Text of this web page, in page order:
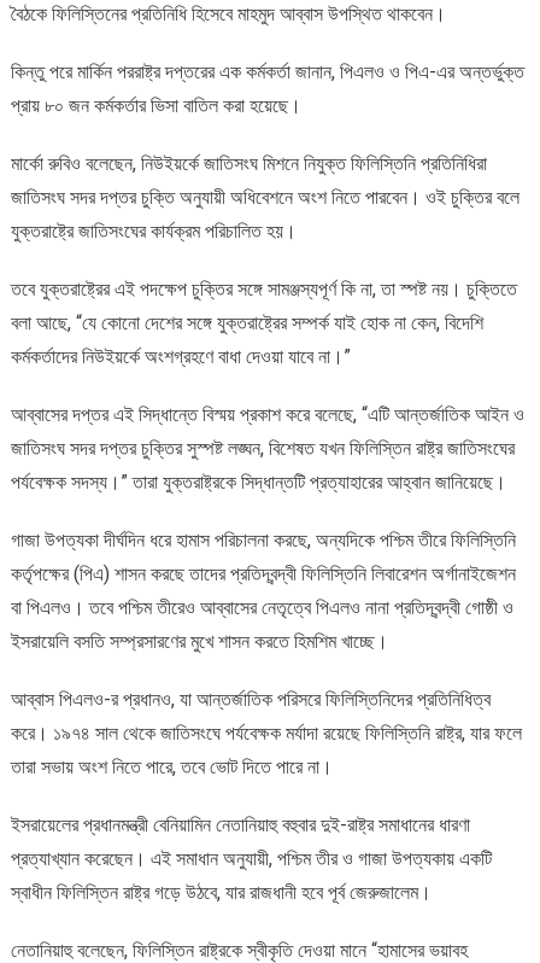
বৈঠকে ফিলিস্তিনের প্রতিনিধি হিসেবে মাহমুদ আব্বাস উপস্থিত থাকবেন।
কিন্তু পরে মার্কিন পররাষ্ট্র দপ্তরের এক কর্মকর্তা জানান, পিএলও ও পিএ-এর অন্তর্ভুক্ত
প্রায় ৮০ জন কর্মকর্তার ভিসা বাতিল করা হয়েছে।
মার্কো রুবিও বলেছেন, নিউইয়র্কে জাতিসংঘ মিশনে নিযুক্ত ফিলিস্তিনি প্রতিনিধিরা
জাতিসংঘ সদর দপ্তর চুক্তি অনুযায়ী অধিবেশনে অংশ নিতে পারবেন। ওই চুক্তির বলে
যুক্তরাষ্ট্রে জাতিসংঘের কার্যক্রম পরিচালিত হয়।
তবে যুক্তরাষ্ট্রের এই পদক্ষেপ চুক্তির সঙ্গে সামঞ্জস্যপূর্ণ কি না, তা স্পষ্ট নয়। চুক্তিতে
বলা আছে, “যে কোনো দেশের সঙ্গে যুক্তরাষ্ট্রের সম্পর্ক যাই হোক না কেন, বিদেশি
কর্মকর্তাদের নিউইয়র্কে অংশগ্রহণে বাধা দেওয়া যাবে না।”
আব্বাসের দপ্তর এই সিদ্ধান্তে বিস্ময় প্রকাশ করে বলেছে, “এটি আন্তর্জাতিক আইন ও
জাতিসংঘ সদর দপ্তর চুক্তির সুস্পষ্ট লঙ্ঘন, বিশেষত যখন ফিলিস্তিন রাষ্ট্র জাতিসংঘের
পর্যবেক্ষক সদস্য।” তারা যুক্তরাষ্ট্রকে সিদ্ধান্তটি প্রত্যাহারের আহ্বান জানিয়েছে।
গাজা উপত্যকা দীর্ঘদিন ধরে হামাস পরিচালনা করছে, অন্যদিকে পশ্চিম তীরে ফিলিস্তিনি
কর্তৃপক্ষের (পিএ) শাসন করছে তাদের প্রতিদ্বন্দ্বী ফিলিস্তিনি লিবারেশন অর্গানাইজেশন
বা পিএলও। তবে পশ্চিম তীরেও আব্বাসের নেতৃত্বে পিএলও নানা প্রতিদ্বন্দ্বী গোষ্ঠী ও
ইসরায়েলি বসতি সম্প্রসারণের মুখে শাসন করতে হিমশিম খাচ্ছে।
আব্বাস পিএলও-র প্রধানও, যা আন্তর্জাতিক পরিসরে ফিলিস্তিনিদের প্রতিনিধিত্ব
করে। ১৯৭৪ সাল থেকে জাতিসংঘে পর্যবেক্ষক মর্যাদা রয়েছে ফিলিস্তিনি রাষ্ট্র, যার ফলে
তারা সভায় অংশ নিতে পারে, তবে ভোট দিতে পারে না।
ইসরায়েলের প্রধানমন্ত্রী বেনিয়ামিন নেতানিয়াহু বহুবার দুই-রাষ্ট্র সমাধানের ধারণা
প্রত্যাখ্যান করেছেন। এই সমাধান অনুযায়ী, পশ্চিম তীর ও গাজা উপত্যকায় একটি
স্বাধীন ফিলিস্তিন রাষ্ট্র গড়ে উঠবে, যার রাজধানী হবে পূর্ব জেরুজালেম।
নেতানিয়াহু বলেছেন, ফিলিস্তিন রাষ্ট্রকে স্বীকৃতি দেওয়া মানে “হামাসের ভয়াবহ